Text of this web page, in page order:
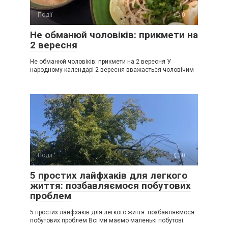
Події 0
Не обманюй чоловіків: прикмети на
2 вересня
Не обманюй чоловіків: прикмети на 2 вересня У
народному календарі 2 вересня вважається чоловічим
Події 0
5 простих лайфхаків для легкого
життя: позбавляємося побутових
проблем
5 простих лайфхаків для легкого життя: позбавляємося
побутових проблем Всі ми маємо маленькі побутові